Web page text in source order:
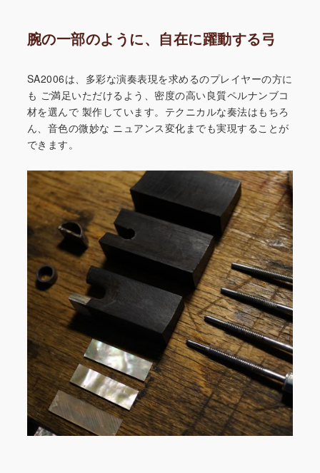
腕の一部のように、自在に躍動する弓
SA2006は、多彩な演奏表現を求めるのプレイヤーの方に
も ご満足いただけるよう、密度の高い良質ペルナンブコ
材を選んで 製作しています。テクニカルな奏法はもちろ
ん、音色の微妙な ニュアンス変化までも実現することが
できます。